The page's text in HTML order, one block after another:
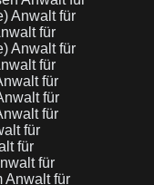
Anwalt für
für
Anwalt für
für
für
für
für
für
für
für
Anwalt für